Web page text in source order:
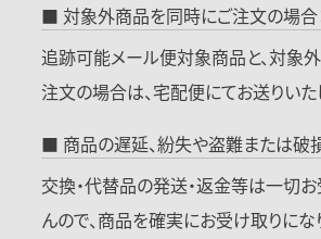
■ 対象外商品を同時にご注文の場合
追跡可能メール便対象商品と、対象
注文の場合は、宅配便にてお送りいた
■ 商品の遅延、紛失や盗難または破
交換・代替品の発送・返金等は一切
んので、商品を確実にお受け取りにな